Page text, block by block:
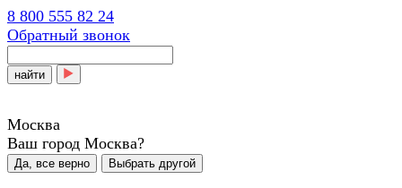
8 800 555 82 24
Обратный звонок
найти
Москва
Ваш город Москва?
Да, все верно Выбрать другой